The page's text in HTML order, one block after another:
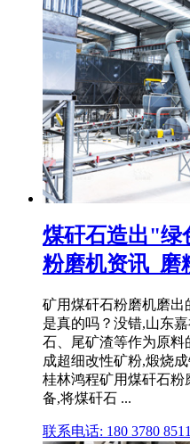
煤矸石造出"绿
粉磨机资讯_磨
矿用煤矸石粉磨机磨
是真的吗？没错,山东
石、尾矿渣等作为原
成超细改性矿粉,煅烧
桂林鸿程矿用煤矸石
备,将煤矸石 ...
联系电话: 180 3780 8511